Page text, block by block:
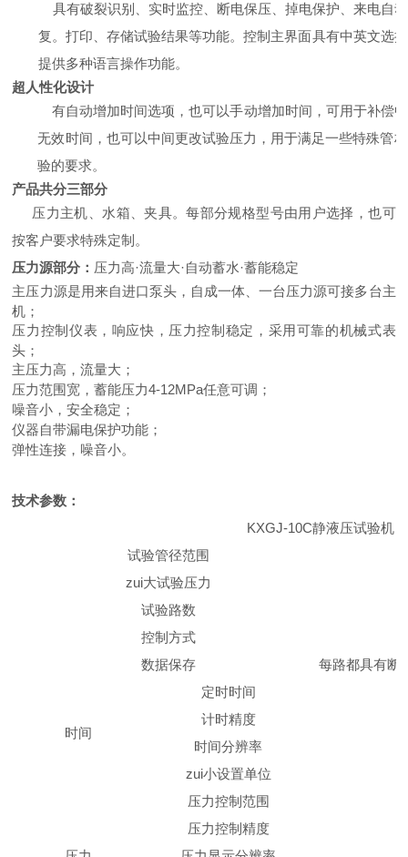
具有破裂识别、实时监控、断电保压、掉电保护、来电自
复。打印、存储试验结果等功能。控制主界面具有中英文选
提供多种语言操作功能。
超人性化设计
有自动增加时间选项，也可以手动增加时间，可用于补偿
无效时间，也可以中间更改试验压力，用于满足一些特殊管
验的要求。
产品共分三部分
压力主机、水箱、夹具。每部分规格型号由用户选择，也可
按客户要求特殊定制。
压力源部分： 压力高·流量大·自动蓄水·蓄能稳定
主压力源是用来自进口泵头，自成一体、一台压力源可接多台主
机；
压力控制仪表，响应快，压力控制稳定，采用可靠的机械式表
头；
主压力高，流量大；
压力范围宽，蓄能压力4-12MPa任意可调；
噪音小，安全稳定；
仪器自带漏电保护功能；
弹性连接，噪音小。
技术参数：
KXGJ-10C静液压试验机
试验管径范围
zui大试验压力
试验路数
控制方式
数据保存
每路都具有断
时间
定时时间
计时精度
时间分辨率
zui小设置单位
压力控制范围
压力控制精度